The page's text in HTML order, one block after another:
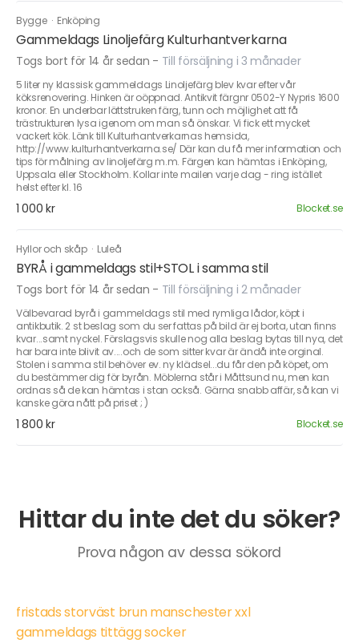
Bygge · Enköping
Gammeldags Linoljefärg Kulturhantverkarna
Togs bort för 14 år sedan - Till försäljning i 3 månader
5 liter ny klassisk gammeldags Linoljefärg blev kvar efter vår
köksrenovering. Hinken är oöppnad. Antikvit färgnr 0502-Y Nypris 1600
kronor. En underbar lättstruken färg, tunn och möjlighet att få
trästrukturen lysa igenom om man så önskar. Vi fick ett mycket
vackert kök. Länk till Kulturhantverkarnas hemsida,
http://www.kulturhantverkarna.se/ Där kan du få mer information och
tips för målning av linoljefärg m.m. Färgen kan hämtas i Enköping,
Uppsala eller Stockholm. Kollar inte mailen varje dag - ring istället
helst efter kl. 16
1 000 kr Blocket.se
Hyllor och skåp · Luleå
BYRÅ i gammeldags stil+STOL i samma stil
Togs bort för 14 år sedan - Till försäljning i 2 månader
Välbevarad byrå i gammeldags stil med rymliga lådor, köpt i
antikbutik. 2 st beslag som du ser fattas på bild är ej borta, utan finns
kvar...samt nyckel. Förslagsvis skulle nog alla beslag bytas till nya, det
har bara inte blivit av....och de som sitter kvar är ändå inte orginal.
Stolen i samma stil behöver ev. ny klädsel...du får den på köpet, om
du bestämmer dig för byrån. Möblerna står i Måttsund nu, men kan
ordnas så de kan hämtas i stan också. Gärna snabb affär, så kan vi
kanske göra nått på priset ; )
1 800 kr Blocket.se
Hittar du inte det du söker?
Prova någon av dessa sökord
fristads storväst brun manschester xxl
gammeldags tittägg socker